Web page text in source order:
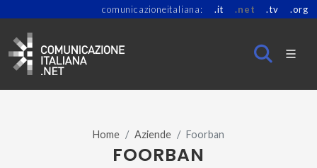
comunicazioneitaliana: .it .net .tv .org
Home Aziende Foorban
FOORBAN